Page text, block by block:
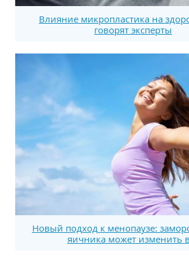
Влияние микропластика на
говорят эксперты
Новый подход к менопаузе:
яичника может изменить